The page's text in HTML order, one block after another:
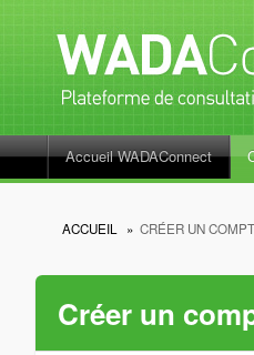
Accueil WADAConnect
ACCUEIL » CRÉER UN
Créer un